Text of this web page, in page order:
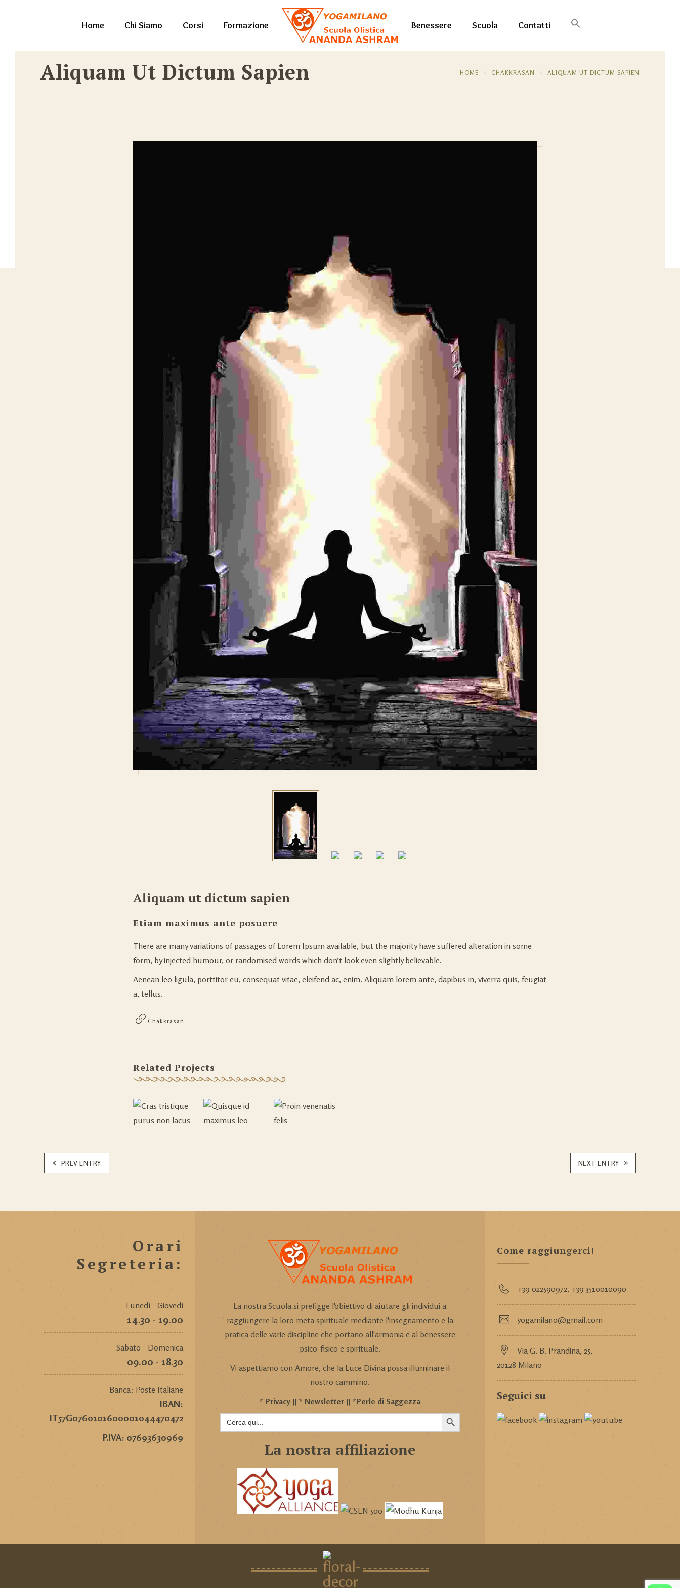
Home Chi Siamo Corsi Formazione Benessere Scuola Contatti
Aliquam Ut Dictum Sapien HOME CHAKKRASAN ALIQUAM UT DICTUM SAPIEN
Aliquam ut dictum sapien
Etiam maximus ante posuere
There are many variations of passages of Lorem Ipsum available, but the majority have suffered alteration in some
form, by injected humour, or randomised words which don’t look even slightly believable.
Aenean leo ligula, porttitor eu, consequat vitae, eleifend ac, enim. Aliquam lorem ante, dapibus in, viverra quis, feugiat
a, tellus.
Chakkrasan
Related Projects
PREV ENTRY NEXT ENTRY
Orari
Segreteria:
Lunedì - Giovedì
14.30 - 19.00
Sabato - Domenica
09.00 - 18.30
Banca: Poste Italiane
IBAN:
IT57G0760101600001044470472
P.IVA: 07693630969
La nostra Scuola si prefigge l'obiettivo di aiutare gli individui a
raggiungere la loro meta spirituale mediante l'insegnamento e la
pratica delle varie discipline che portano all'armonia e al benessere
psico-fisico e spirituale.
Vi aspettiamo con Amore, che la Luce Divina possa illuminare il
nostro cammino.
* Privacy || * Newsletter || *Perle di Saggezza
Search
SEARCH BUTTON
La nostra affiliazione
Come raggiungerci!
+39 022590972, +39 3510010090
yogamilano@gmail.com
Via G. B. Prandina, 25,
20128 Milano
Seguici su